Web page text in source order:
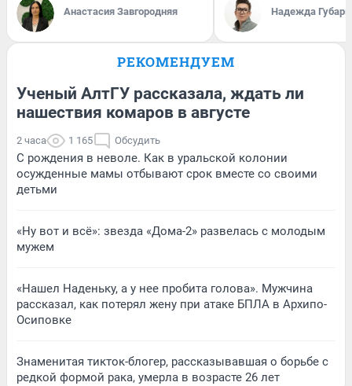
Анастасия Завгородняя Надежда Губарь
РЕКОМЕНДУЕМ
Ученый АлтГУ рассказала, ждать ли
нашествия комаров в августе
2 часа 1 165 Обсудить
С рождения в неволе. Как в уральской колонии
осужденные мамы отбывают срок вместе со своими
детьми
«Ну вот и всё»: звезда «Дома-2» развелась с молодым
мужем
«Нашел Наденьку, а у нее пробита голова». Мужчина
рассказал, как потерял жену при атаке БПЛА в Архипо-
Осиповке
Знаменитая тикток-блогер, рассказывавшая о борьбе с
редкой формой рака, умерла в возрасте 26 лет